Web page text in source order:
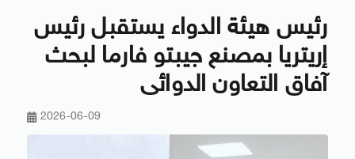
رئيس هيئة الدواء يستقبل رئيس
إريتريا بمصنع جيبتو فارما لبحث
آفاق التعاون الدوائى
2026-06-09